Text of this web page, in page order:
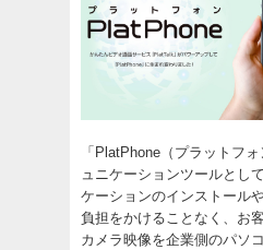
「PlatPhone（プラットフ
ュニケーションツールとし
ケーションのインストール
負担をかけることなく、お
カメラ映像を企業側のパソ